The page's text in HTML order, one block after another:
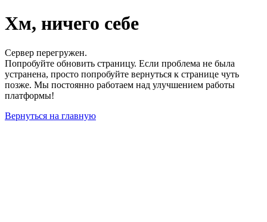
Хм, ничего себе
Сервер перегружен.
Попробуйте обновить страницу. Если проблема не была
устранена, просто попробуйте вернуться к странице чуть
позже. Мы постоянно работаем над улучшением работы
платформы!
Вернуться на главную